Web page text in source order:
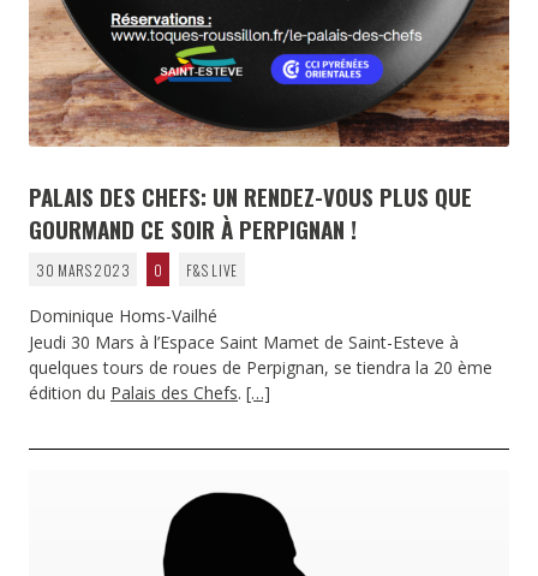
PALAIS DES CHEFS: UN RENDEZ-VOUS PLUS QUE
GOURMAND CE SOIR À PERPIGNAN !
30 MARS 2023 0 F&S LIVE
Dominique Homs-Vailhé
Jeudi 30 Mars à l’Espace Saint Mamet de Saint-Esteve à
quelques tours de roues de Perpignan, se tiendra la 20 ème
édition du Palais des Chefs. […]